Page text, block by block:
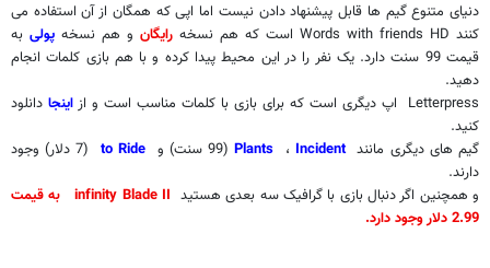
دنیای متنوع گیم ها قابل پیشنهاد دادن نیست اما اپی که همگان از آن استفاده می
کنند Words with friends HD است که هم نسخه رایگان و هم نسخه پولی به
قیمت 99 سنت دارد. یک نفر را در این محیط پیدا کرده و با هم بازی کلمات انجام
دهید.
Letterpress اپ دیگری است که برای بازی با کلمات مناسب است و از اینجا دانلود
کنید.
گیم های دیگری مانندIncident ، Plants(99 سنت) و to Ride
(7 دلار) وجود
دارند.
و همچنین اگر دنبال بازی با گرافیک سه بعدی هستید infinity Blade II
به قیمت
2.99 دلار وجود دارد.